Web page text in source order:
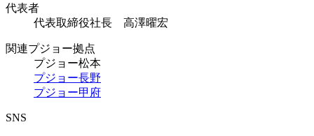
代表者
代表取締役社長 高澤曜宏
関連プジョー拠点
プジョー松本
プジョー長野
プジョー甲府
SNS